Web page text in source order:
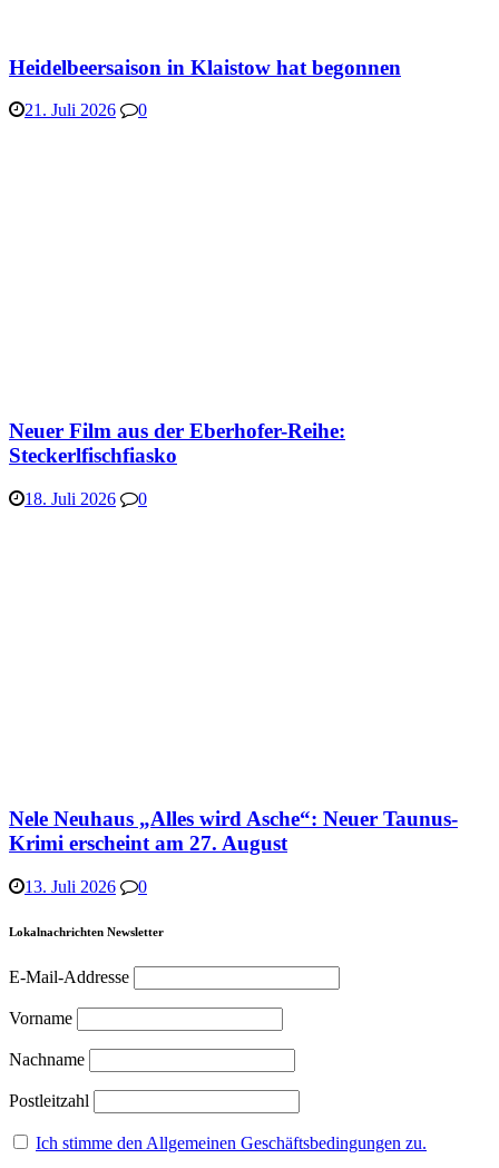
Heidelbeersaison in Klaistow hat begonnen
21. Juli 2026 0
Neuer Film aus der Eberhofer-Reihe:
Steckerlfischfiasko
18. Juli 2026 0
Nele Neuhaus „Alles wird Asche“: Neuer Taunus-
Krimi erscheint am 27. August
13. Juli 2026 0
Lokalnachrichten Newsletter
E-Mail-Addresse
Vorname
Nachname
Postleitzahl
Ich stimme den Allgemeinen Geschäftsbedingungen zu.